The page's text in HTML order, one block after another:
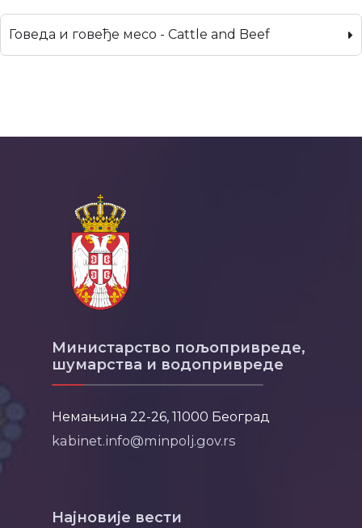
Говеда и говеђе месо - Cattle and Beef
Министарство пољопривреде,
шумарства и водопривреде
Немањина 22-26, 11000 Београд
kabinet.info@minpolj.gov.rs
Најновије вести